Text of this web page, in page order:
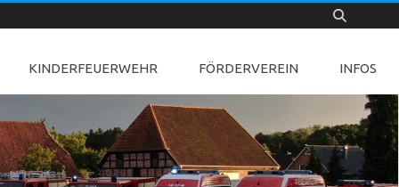
KINDERFEUERWEHR FÖRDERVEREIN INFOS